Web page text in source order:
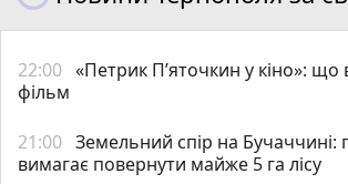
22:00 «Петрик П’яточкин у кіно»: що
фільм
21:00 Земельний спір на Бучаччині:
вимагає повернути майже 5 га лісу